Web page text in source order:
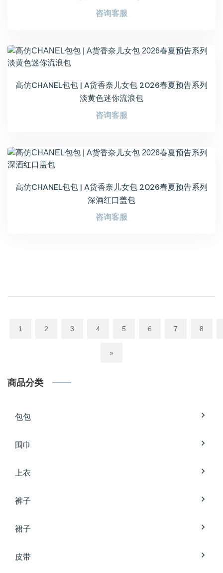
咨询客服
高仿CHANEL包包 | A货香奈儿女包 2026春夏预告系列
淡黄色迷你流浪包
咨询客服
高仿CHANEL包包 | A货香奈儿女包 2026春夏预告系列
深酒红口盖包
咨询客服
1 2 3 4 5 6 7 8
»
商品分类
包包
围巾
上衣
裤子
裙子
皮带